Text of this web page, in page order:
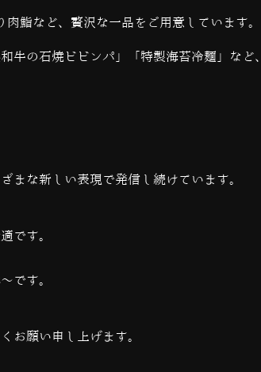
鮨など、贅沢な一品をご用意しています。
牛の石焼ビビンパ」「特製海苔冷麺」など、
まな新しい表現で発信し続けています。
です。
です。
お願い申し上げます。